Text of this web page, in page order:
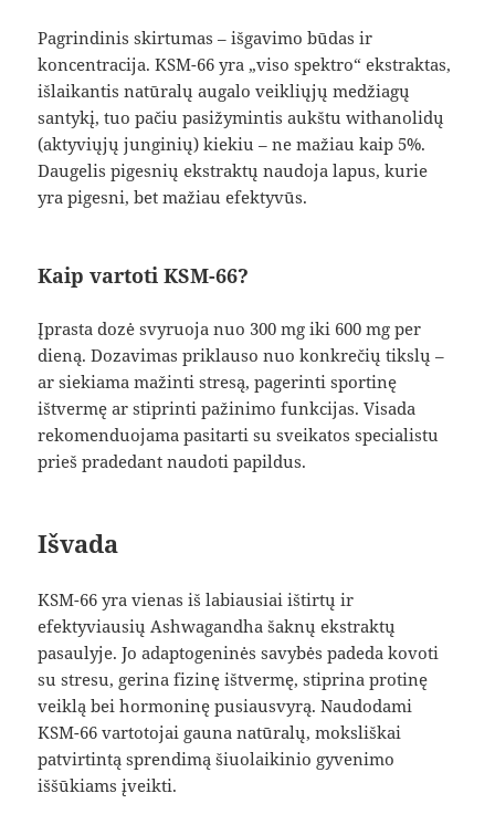
Pagrindinis skirtumas – išgavimo būdas ir
koncentracija. KSM-66 yra „viso spektro“ ekstraktas,
išlaikantis natūralų augalo veikliųjų medžiagų
santykį, tuo pačiu pasižymintis aukštu withanolidų
(aktyviųjų junginių) kiekiu – ne mažiau kaip 5%.
Daugelis pigesnių ekstraktų naudoja lapus, kurie
yra pigesni, bet mažiau efektyvūs.
Kaip vartoti KSM-66?
Įprasta dozė svyruoja nuo 300 mg iki 600 mg per
dieną. Dozavimas priklauso nuo konkrečių tikslų –
ar siekiama mažinti stresą, pagerinti sportinę
ištvermę ar stiprinti pažinimo funkcijas. Visada
rekomenduojama pasitarti su sveikatos specialistu
prieš pradedant naudoti papildus.
Išvada
KSM-66 yra vienas iš labiausiai ištirtų ir
efektyviausių Ashwagandha šaknų ekstraktų
pasaulyje. Jo adaptogeninės savybės padeda kovoti
su stresu, gerina fizinę ištvermę, stiprina protinę
veiklą bei hormoninę pusiausvyrą. Naudodami
KSM-66 vartotojai gauna natūralų, moksliškai
patvirtintą sprendimą šiuolaikinio gyvenimo
iššūkiams įveikti.